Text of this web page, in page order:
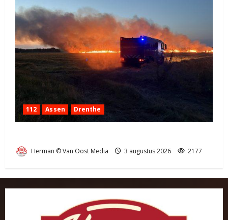
112 Assen Drenthe
Herman © Van Oost Media 3 augustus 2026 2177